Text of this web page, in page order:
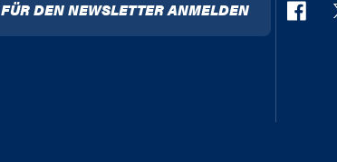
FÜR DEN NEWSLETTER ANMELDEN